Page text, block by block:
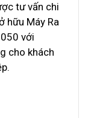
tư vấn chi
hữu Máy Ra
với
cho khách